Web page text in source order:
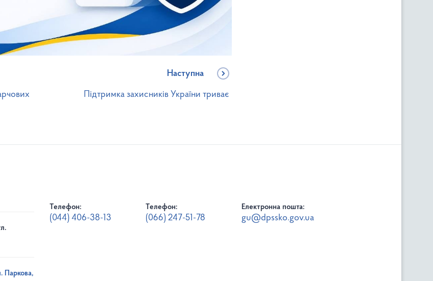
Наступна
Підтримка захисників України триває
Паркова,
Телефон:
(044) 406-38-13
Телефон:
(066) 247-51-78
Електронна пошта:
gu@dpssko.gov.ua